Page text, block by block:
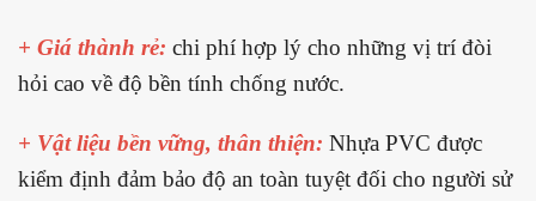
+ Giá thành rẻ: chi phí hợp lý cho những vị trí đòi
hỏi cao về độ bền tính chống nước.
+ Vật liệu bền vững, thân thiện: Nhựa PVC được
kiểm định đảm bảo độ an toàn tuyệt đối cho người sử